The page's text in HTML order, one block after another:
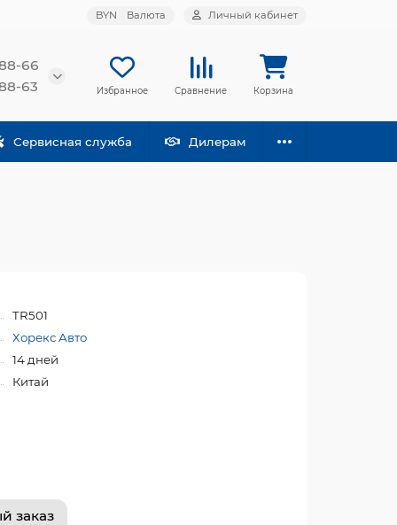
BYN Валюта Личный кабинет
66
63
Избранное Сравнение Корзина
Сервисная служба Дилерам
TR501
Хорекс Авто
14 дней
Китай
заказ